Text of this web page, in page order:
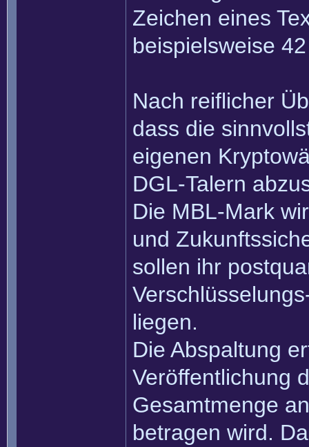
Zeichen eines
beispielsweise
Nach reiflicher
dass die
eigenen
DGL-Talern
Die MBL-Mark
und
sollen ihr
liegen.
Die Abspaltung
Veröffentlichung
Gesamtmenge
betragen wird.